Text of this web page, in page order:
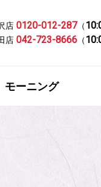
店 0120-012-287（
店 042-723-8666 （
モーニング